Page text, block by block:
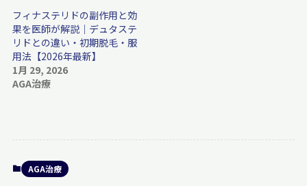
フィナステリドの副作用と効
果を医師が解説｜デュタステ
リドとの違い・初期脱毛・服
用法【2026年最新】
1月 29, 2026
AGA治療
AGA治療